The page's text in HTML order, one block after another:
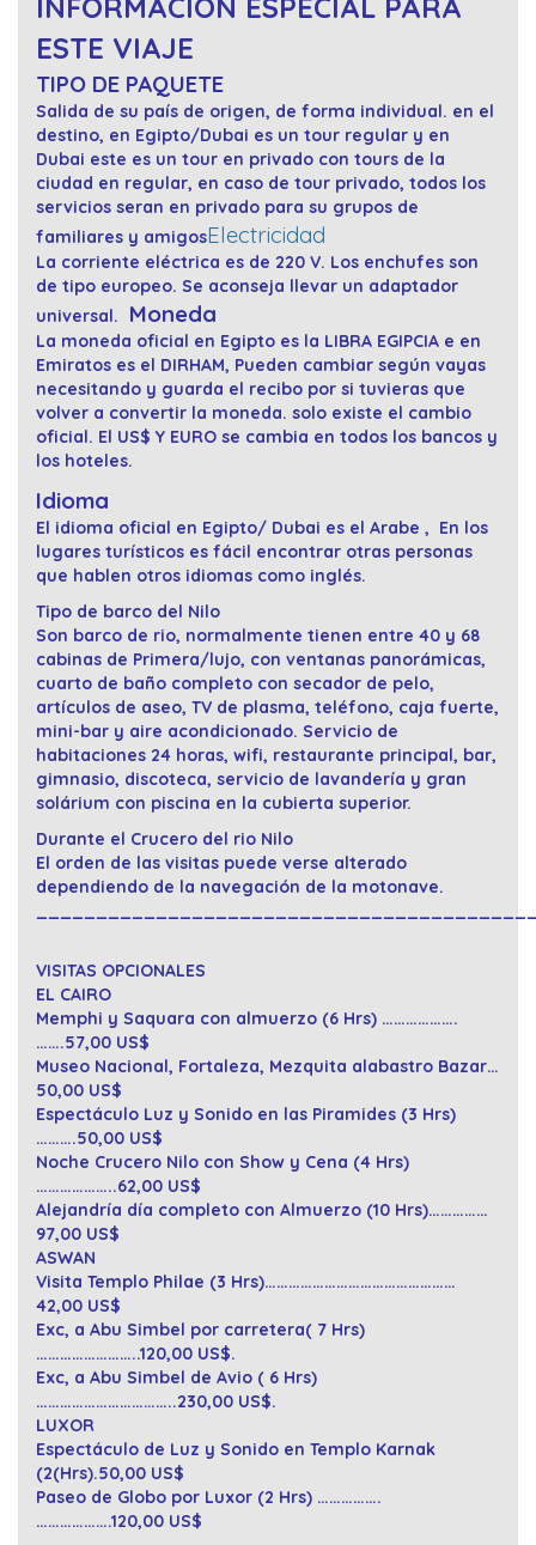
INFORMACION ESPECIAL PARA
ESTE VIAJE
TIPO DE PAQUETE
Salida de su país de origen, de forma individual. en el
destino, en Egipto/Dubai es un tour regular y en
Dubai este es un tour en privado con tours de la
ciudad en regular, en caso de tour privado, todos los
servicios seran en privado para su grupos de
familiares y amigosElectricidad
La corriente eléctrica es de 220 V. Los enchufes son
de tipo europeo. Se aconseja llevar un adaptador
universal.
Moneda
La moneda oficial en Egipto es la LIBRA EGIPCIA e en
Emiratos es el DIRHAM, Pueden cambiar según vayas
necesitando y guarda el recibo por si tuvieras que
volver a convertir la moneda. solo existe el cambio
oficial. El US$ Y EURO se cambia en todos los bancos y
los hoteles.
Idioma
El idioma oficial en Egipto/ Dubai es el Arabe , En los
lugares turísticos es fácil encontrar otras personas
que hablen otros idiomas como inglés.
Tipo de barco del Nilo
Son barco de rio, normalmente tienen entre 40 y 68
cabinas de Primera/lujo, con ventanas panorámicas,
cuarto de baño completo con secador de pelo,
artículos de aseo, TV de plasma, teléfono, caja fuerte,
mini-bar y aire acondicionado. Servicio de
habitaciones 24 horas, wifi, restaurante principal, bar,
gimnasio, discoteca, servicio de lavandería y gran
solárium con piscina en la cubierta superior.
Durante el Crucero del rio Nilo
El orden de las visitas puede verse alterado
dependiendo de la navegación de la motonave.
VISITAS OPCIONALES
EL CAIRO
Memphi y Saquara con almuerzo (6 Hrs) ……………….
…….57,00 US$
Museo Nacional, Fortaleza, Mezquita alabastro Bazar…
50,00 US$
Espectáculo Luz y Sonido en las Piramides (3 Hrs)
……….50,00 US$
Noche Crucero Nilo con Show y Cena (4 Hrs)
………………..62,00 US$
Alejandría día completo con Almuerzo (10 Hrs)……………
97,00 US$
ASWAN
Visita Templo Philae (3 Hrs)…………………………………………
42,00 US$
Exc, a Abu Simbel por carretera( 7 Hrs)
……………………..120,00 US$.
Exc, a Abu Simbel de Avio ( 6 Hrs)
……………………………..230,00 US$.
LUXOR
Espectáculo de Luz y Sonido en Templo Karnak
(2(Hrs).50,00 US$
Paseo de Globo por Luxor (2 Hrs) …………….
……………….120,00 US$